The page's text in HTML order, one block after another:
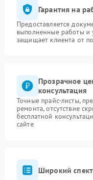
Гарантия на
Предоставляется
выполненные работы и
защищает клиента от
Прозрачное
консультация
Точные прайс-листы,
ремонта, отсутствие
бесплатной
сайте
Широкий